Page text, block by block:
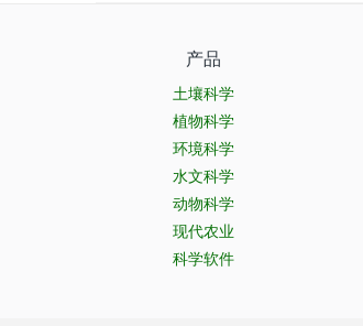
产品
土壤科学
植物科学
环境科学
水文科学
动物科学
现代农业
科学软件